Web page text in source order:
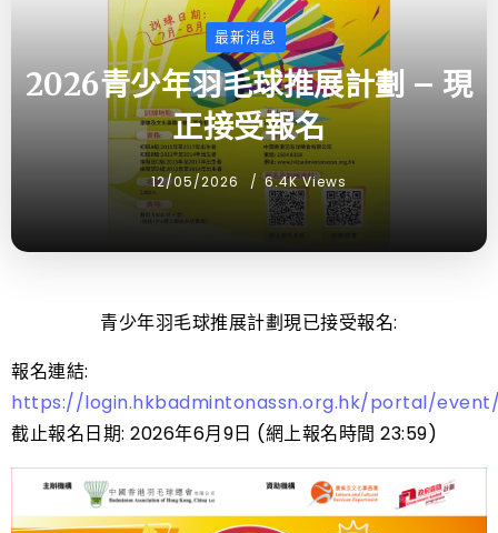
最新消息
2026青少年羽毛球推展計劃 – 現
正接受報名
12/05/2026 6.4K Views
青少年羽毛球推展計劃現已接受報名:
報名連結:
https://login.hkbadmintonassn.org.hk/portal/
截止報名日期: 2026年6月9日 (網上報名時間 23:59)